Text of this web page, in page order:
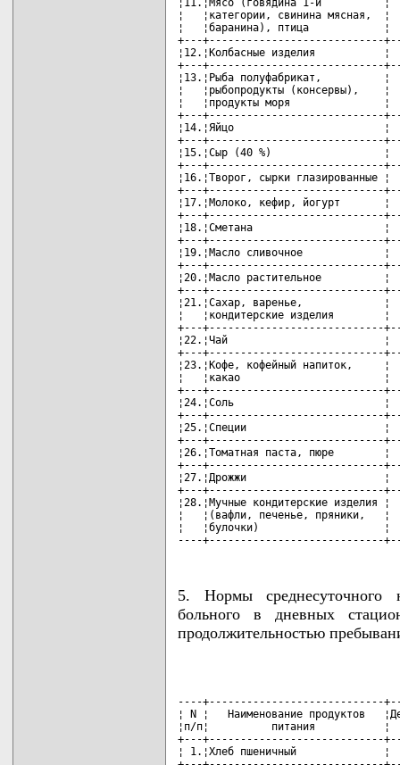
¦11.¦Мясо (говядина 1-й
¦   ¦категории, свинина
¦   ¦баранина), птица
+---+----------------------------
¦12.¦Колбасные изделия
+---+----------------------------
¦13.¦Рыба полуфабрикат,
¦   ¦рыбопродукты
¦   ¦продукты моря
+---+----------------------------
¦14.¦Яйцо                        ¦
+---+----------------------------
¦15.¦Сыр (40 %)
+---+----------------------------
¦16.¦Творог, сырки
+---+----------------------------
¦17.¦Молоко, кефир, йогурт
+---+----------------------------
¦18.¦Сметана
+---+----------------------------
¦19.¦Масло сливочное
+---+----------------------------
¦20.¦Масло растительное
+---+----------------------------
¦21.¦Сахар, варенье,
¦   ¦кондитерские изделия
+---+----------------------------
¦22.¦Чай
+---+----------------------------
¦23.¦Кофе, кофейный
¦   ¦какао
+---+----------------------------
¦24.¦Соль
+---+----------------------------
¦25.¦Специи                      ¦
+---+----------------------------
¦26.¦Томатная паста, пюре
+---+----------------------------
¦27.¦Дрожжи
+---+----------------------------
¦28.¦Мучные кондитерские
¦   ¦(вафли, печенье,
¦   ¦булочки)
----+----------------------------
5. Нормы среднесуточного
больного в дневных
продолжительностью
----+----------------------------
¦ N ¦   Наименование продуктов
¦п/п¦          питания           ¦
+---+----------------------------
¦ 1.¦Хлеб пшеничный